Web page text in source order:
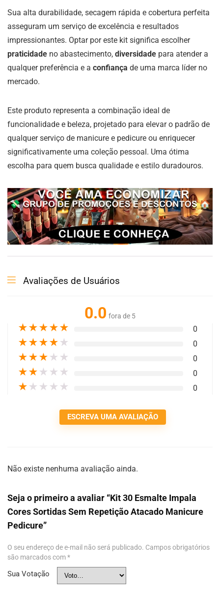
Sua alta durabilidade, secagem rápida e cobertura perfeita
asseguram um serviço de excelência e resultados
impressionantes. Optar por este kit significa escolher
praticidade no abastecimento, diversidade para atender a
qualquer preferência e a confiança de uma marca líder no
mercado.
Este produto representa a combinação ideal de
funcionalidade e beleza, projetado para elevar o padrão de
qualquer serviço de manicure e pedicure ou enriquecer
significativamente uma coleção pessoal. Uma ótima
escolha para quem busca qualidade e estilo duradouros.
Avaliações de Usuários
0.0 fora de 5
★★★★★ 0
★★★★ ★ 0
★★★ ★ ★ 0
★★ ★ ★ ★ 0
★ ★ ★ ★ ★ 0
ESCREVA UMA AVALIAÇÃO
Não existe nenhuma avaliação ainda.
Seja o primeiro a avaliar “Kit 30 Esmalte Impala
Cores Sortidas Sem Repetição Atacado Manicure
Pedicure”
O seu endereço de e-mail não será publicado. Campos obrigatórios
são marcados com*
Sua Votação